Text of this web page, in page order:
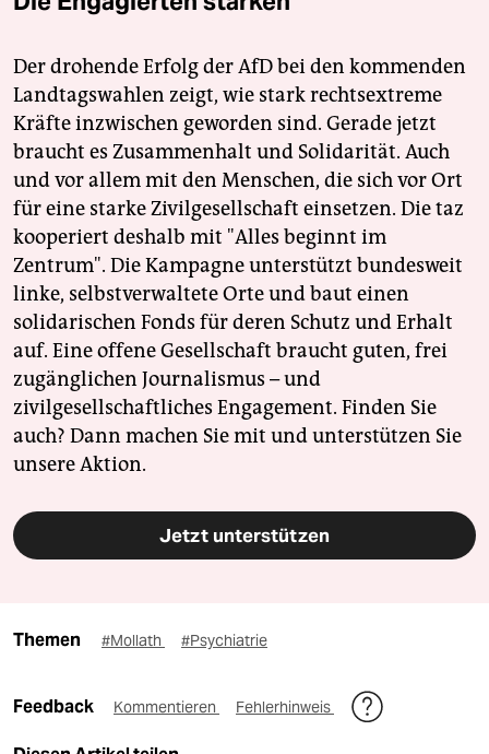
Der drohende Erfolg der AfD bei den kommenden
Landtagswahlen zeigt, wie stark rechtsextreme
Kräfte inzwischen geworden sind. Gerade jetzt
braucht es Zusammenhalt und Solidarität. Auch
und vor allem mit den Menschen, die sich vor Ort
für eine starke Zivilgesellschaft einsetzen. Die taz
kooperiert deshalb mit "Alles beginnt im
Zentrum". Die Kampagne unterstützt bundesweit
linke, selbstverwaltete Orte und baut einen
solidarischen Fonds für deren Schutz und Erhalt
auf. Eine offene Gesellschaft braucht guten, frei
zugänglichen Journalismus – und
zivilgesellschaftliches Engagement. Finden Sie
auch? Dann machen Sie mit und unterstützen Sie
unsere Aktion.
Jetzt unterstützen
Themen #Mollath #Psychiatrie
Feedback Kommentieren Fehlerhinweis